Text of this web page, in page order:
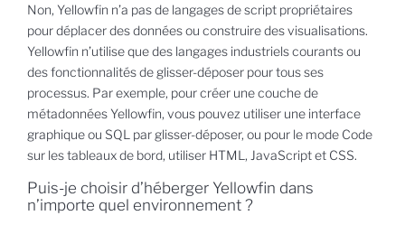
Non, Yellowfin n’a pas de langages de script propriétaires
pour déplacer des données ou construire des visualisations.
Yellowfin n’utilise que des langages industriels courants ou
des fonctionnalités de glisser-déposer pour tous ses
processus. Par exemple, pour créer une couche de
métadonnées Yellowfin, vous pouvez utiliser une interface
graphique ou SQL par glisser-déposer, ou pour le mode Code
sur les tableaux de bord, utiliser HTML, JavaScript et CSS.
Puis-je choisir d’héberger Yellowfin dans
n’importe quel environnement ?